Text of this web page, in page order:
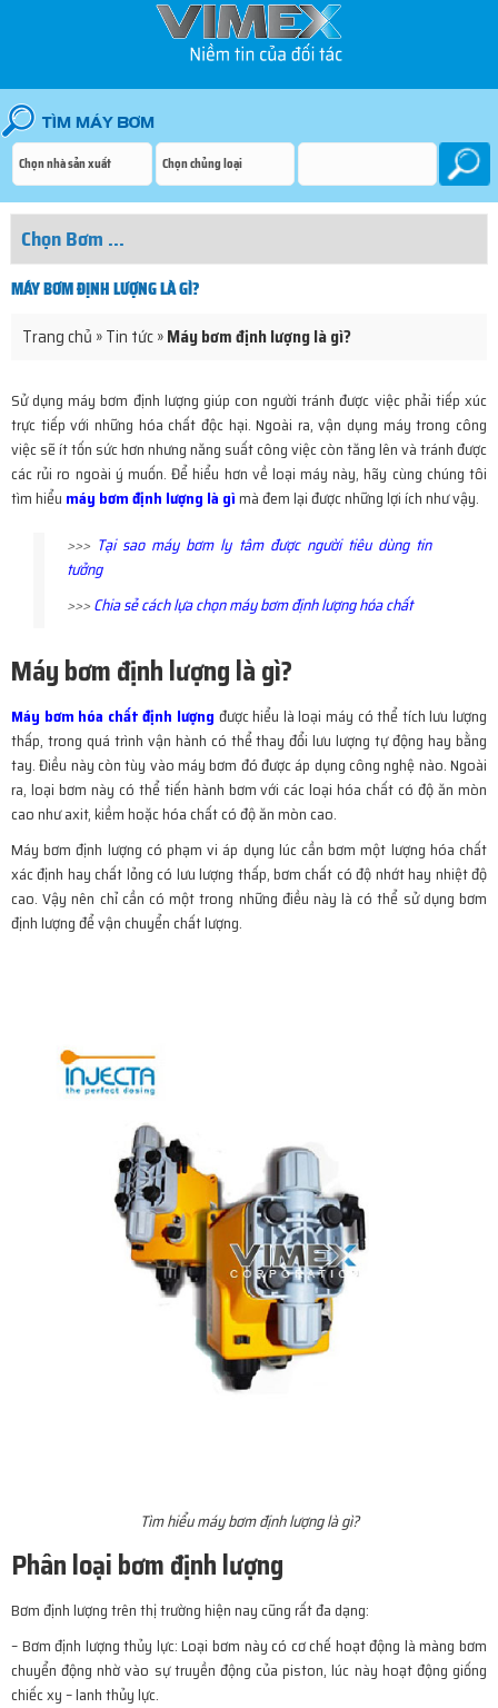
MÁY BƠM ĐỊNH LƯỢNG LÀ GÌ?
Trang chủ »Tin tức»Máy bơm định lượng là gì?
Sử dụng máy bơm định lượng giúp con người tránh được việc phải tiếp xúc
trực tiếp với những hóa chất độc hại. Ngoài ra, vận dụng máy trong công
việc sẽ ít tốn sức hơn nhưng năng suất công việc còn tăng lên và tránh được
các rủi ro ngoài ý muốn. Để hiểu hơn về loại máy này, hãy cùng chúng tôi
tìm hiểu máy bơm định lượng là gìmà đem lại được những lợi ích như vậy.
>>> Tại sao máy bơm ly tâm được người tiêu dùng tin
tưởng
>>>Chia sẻ cách lựa chọn máy bơm định lượng hóa chất
Máy bơm định lượng là gì?
Máy bơm hóa chất định lượng được hiểu là loại máy có thể tích lưu lượng
thấp, trong quá trình vận hành có thể thay đổi lưu lượng tự động hay bằng
tay. Điều này còn tùy vào máy bơm đó được áp dụng công nghệ nào. Ngoài
ra, loại bơm này có thể tiến hành bơm với các loại hóa chất có độ ăn mòn
cao như axit, kiềm hoặc hóa chất có độ ăn mòn cao.
Máy bơm định lượng có phạm vi áp dụng lúc cần bơm một lượng hóa chất
xác định hay chất lỏng có lưu lượng thấp, bơm chất có độ nhớt hay nhiệt độ
cao. Vậy nên chỉ cần có một trong những điều này là có thể sử dụng bơm
định lượng để vận chuyển chất lượng.
Tìm hiểu máy bơm định lượng là gì?
Phân loại bơm định lượng
Bơm định lượng trên thị trường hiện nay cũng rất đa dạng:
– Bơm định lượng thủy lực: Loại bơm này có cơ chế hoạt động là màng bơm
chuyển động nhờ vào sự truyền động của piston, lúc này hoạt động giống
chiếc xy – lanh thủy lực.